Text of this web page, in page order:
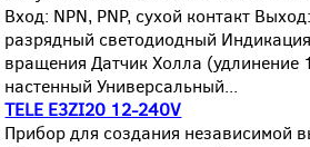
Вход: NPN, PNP, сухой контакт Выход:
разрядный светодиодный
вращения Датчик Холла
настенный Универсальный...
TELE E3ZI20 12-240V
Прибор для создания независимой